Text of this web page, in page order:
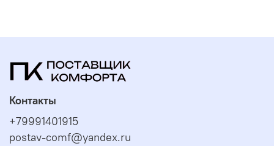
Контакты
+79991401915
postav-comf@yandex.ru